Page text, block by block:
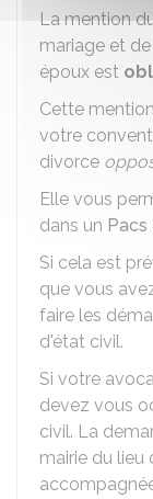
La mention
mariage et
époux est
Cette
votre
divorce
Elle vous
dans un Pacs
Si cela est
que vous
faire les
d'état civil.
Si votre
devez vous
civil. La
mairie du